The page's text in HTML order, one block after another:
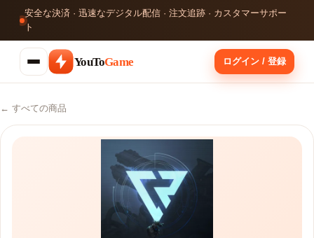
安全な決済 · 迅速なデジタル配信 · 注文追跡 · カスタマーサポー
ト
YouToGame ログイン / 登録
← すべての商品